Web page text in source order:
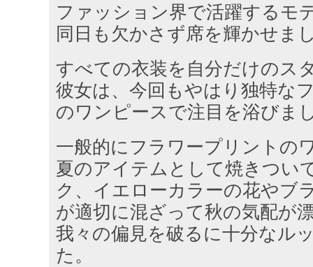
ファッション界で活躍するモ
同日も欠かさず席を輝かせま
すべての衣装を自分だけのス
彼女は、今回もやはり独特な
のワンピースで注目を浴びま
一般的にフラワープリントの
夏のアイテムとして焼きつい
ク、イエローカラーの花やブ
が適切に混ざって秋の気配が
我々の偏見を破るに十分なル
た。